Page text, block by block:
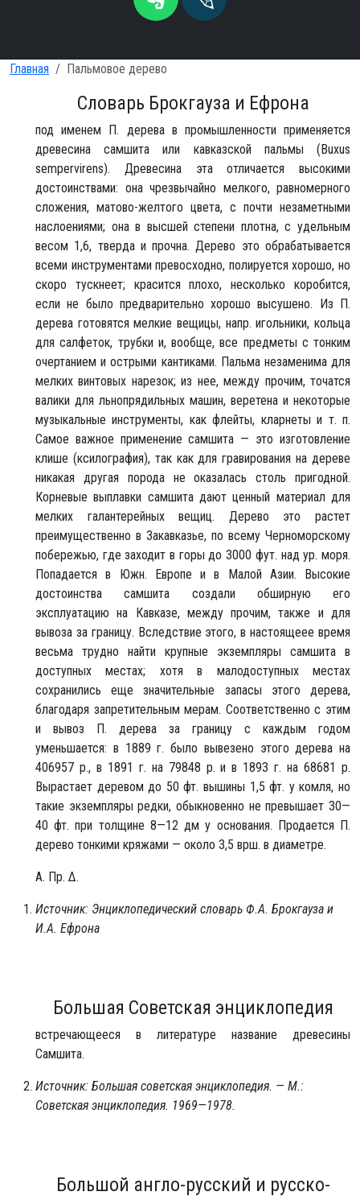
Главная Пальмовое дерево
Словарь Брокгауза и Ефрона
под именем П. дерева в промышленности применяется
древесина самшита или кавказской пальмы (Buxus
sempervirens). Древесина эта отличается высокими
достоинствами: она чрезвычайно мелкого, равномерного
сложения, матово-желтого цвета, с почти незаметными
наслоениями; она в высшей степени плотна, с удельным
весом 1,6, тверда и прочна. Дерево это обрабатывается
всеми инструментами превосходно, полируется хорошо, но
скоро тускнеет; красится плохо, несколько коробится,
если не было предварительно хорошо высушено. Из П.
дерева готовятся мелкие вещицы, напр. игольники, кольца
для салфеток, трубки и, вообще, все предметы с тонким
очертанием и острыми кантиками. Пальма незаменима для
мелких винтовых нарезок; из нее, между прочим, точатся
валики для льнопрядильных машин, веретена и некоторые
музыкальные инструменты, как флейты, кларнеты и т. п.
Самое важное применение самшита — это изготовление
клише (ксилография), так как для гравирования на дереве
никакая другая порода не оказалась столь пригодной.
Корневые выплавки самшита дают ценный материал для
мелких галантерейных вещиц. Дерево это растет
преимущественно в Закавказье, по всему Черноморскому
побережью, где заходит в горы до 3000 фут. над ур. моря.
Попадается в Южн. Европе и в Малой Азии. Высокие
достоинства самшита создали обширную его
эксплуатацию на Кавказе, между прочим, также и для
вывоза за границу. Вследствие этого, в настоящеее время
весьма трудно найти крупные экземпляры самшита в
доступных местах; хотя в малодоступных местах
сохранились еще значительные запасы этого дерева,
благодаря запретительным мерам. Соответственно с этим
и вывоз П. дерева за границу с каждым годом
уменьшается: в 1889 г. было вывезено этого дерева на
406957 р., в 1891 г. на 79848 р. и в 1893 г. на 68681 р.
Вырастает деревом до 50 фт. вышины 1,5 фт. у комля, но
такие экземпляры редки, обыкновенно не превышает 30—
40 фт. при толщине 8—12 дм у основания. Продается П.
дерево тонкими кряжами — около 3,5 врш. в диаметре.
А. Пр. Δ.
Источник: Энциклопедический словарь Ф.А. Брокгауза и
И.А. Ефрона
Большая Советская энциклопедия
встречающееся в литературе название древесины
Самшита.
Источник: Большая советская энциклопедия. — М.:
Советская энциклопедия. 1969—1978.
Большой англо-русский и русско-